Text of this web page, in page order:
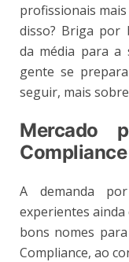
profissionais
disso? Briga por
da média para a
gente se
seguir, mais
Mercado
A demanda
experientes ainda
bons nomes
Compliance, ao